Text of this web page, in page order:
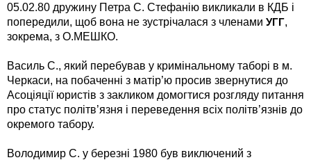
05.02.80 дружину Петра С. Стефанію викликали в КДБ і
попередили, щоб вона не зустрічалася з членами УГГ,
зокрема, з О.МЕШКО.
Василь С., який перебував у кримінальному таборі в м.
Черкаси, на побаченні з матір’ю просив звернутися до
Асоціяції юристів з закликом домогтися розгляду питання
про статус політв’язня і переведення всіх політв’язнів до
окремого табору.
Володимир С. у березні 1980 був виключений з